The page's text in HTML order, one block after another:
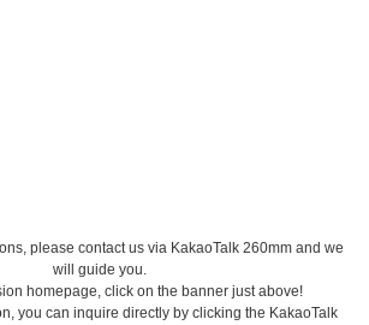
please contact us via KakaoTalk 260mm and we
will guide you.
homepage, click on the banner just above!
you can inquire directly by clicking the KakaoTalk